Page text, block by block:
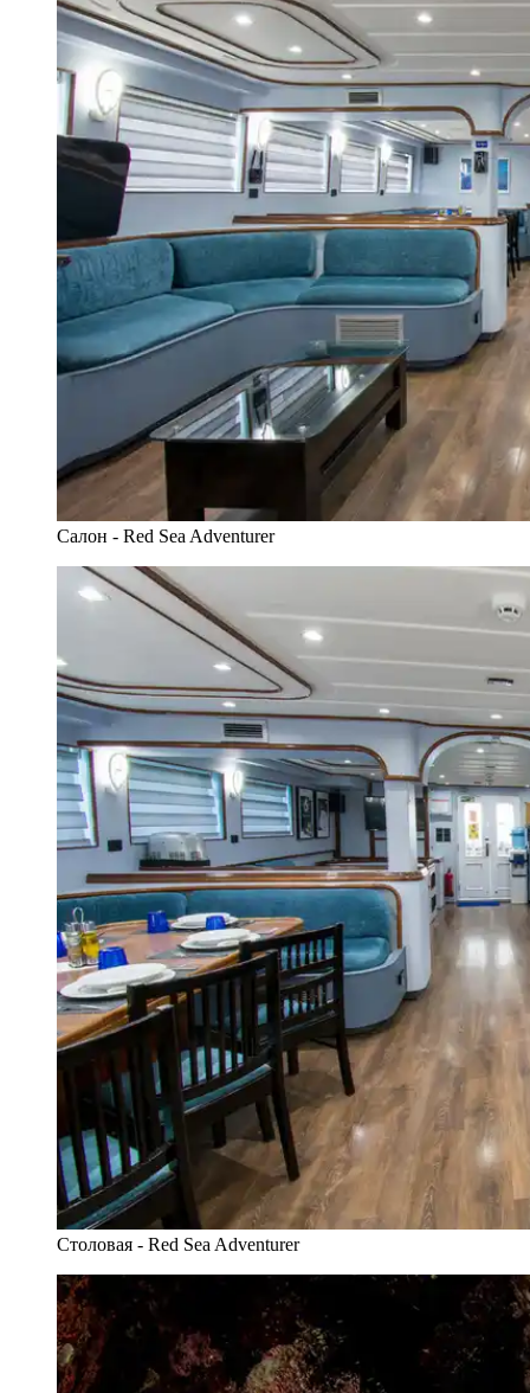
Салон - Red Sea Adventurer
Столовая - Red Sea Adventurer